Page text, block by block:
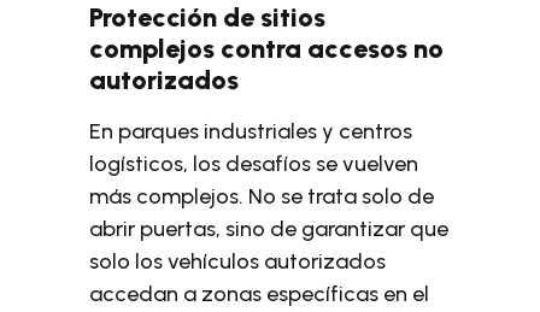
Protección de sitios
complejos contra accesos no
autorizados
En parques industriales y centros
logísticos, los desafíos se vuelven
más complejos. No se trata solo de
abrir puertas, sino de garantizar que
solo los vehículos autorizados
accedan a zonas específicas en el